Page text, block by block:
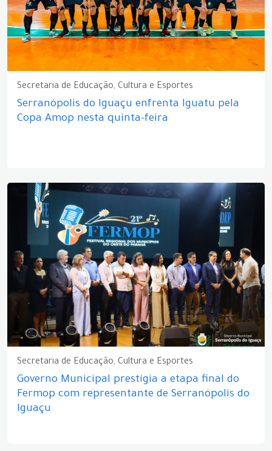
Secretaria de Educação, Cultura e Esportes
Serranópolis do Iguaçu enfrenta Iguatu pela
Copa Amop nesta quinta-feira
Secretaria de Educação, Cultura e Esportes
Governo Municipal prestigia a etapa final do
Fermop com representante de Serranópolis do
Iguaçu